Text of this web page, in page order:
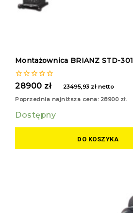
Montażownica BRIANZ STD-301
0
5
28900 zł 23495,93 złnetto
Poprzednia najniższa cena: 28900 zł.
Dostępny
DO KOSZYKA